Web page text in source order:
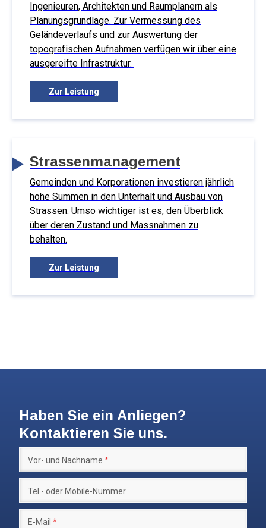
Ingenieuren, Architekten und Raumplanern als
Planungsgrundlage. Zur Vermessung des
Geländeverlaufs und zur Auswertung der
topografischen Aufnahmen verfügen wir über eine
ausgereifte Infrastruktur.
Zur Leistung
Strassenmanagement
Gemeinden und Korporationen investieren jährlich
hohe Summen in den Unterhalt und Ausbau von
Strassen. Umso wichtiger ist es, den Überblick
über deren Zustand und Massnahmen zu
behalten.
Zur Leistung
Haben Sie ein Anliegen?
Kontaktieren Sie uns.
Vor- und Nachname *
Tel.- oder Mobile-Nummer
E-Mail *